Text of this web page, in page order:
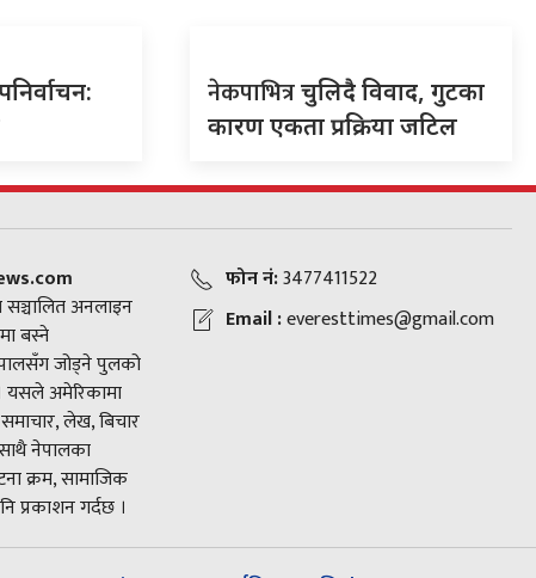
नेकपाभित्रचुलिदै विवाद, गुटका
कारण एकता प्रक्रिया जटिल
सञ्चालित अनलाइन
बस्ने
जोड्ने पुलको
यसले अमेरिकामा
लेख, बिचार
नेपालका
क्रम, सामाजिक
प्रकाशन गर्दछ ।
फोन नं:3477411522
Email :everesttimes@gmail.com